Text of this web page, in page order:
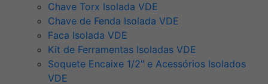
Chave Torx Isolada VDE
Chave de Fenda Isolada VDE
Faca Isolada VDE
Kit de Ferramentas Isoladas VDE
Soquete Encaixe 1/2" e Acessórios Isolados
VDE